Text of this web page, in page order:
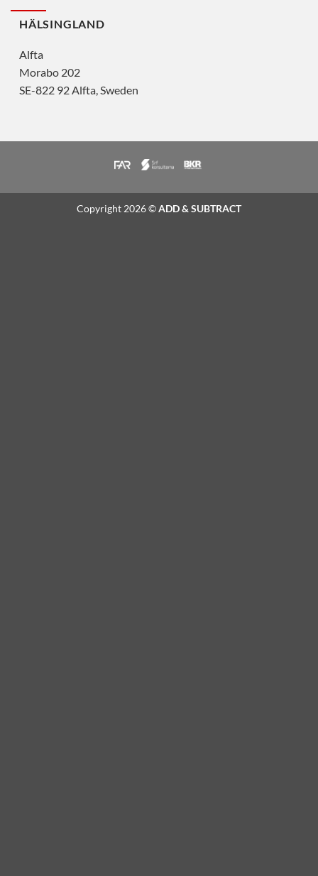
HÄLSINGLAND
Alfta
Morabo 202
SE-822 92 Alfta, Sweden
Copyright 2026 ©ADD & SUBTRACT